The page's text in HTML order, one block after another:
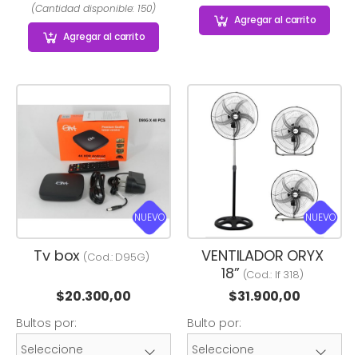
(Cantidad disponible: 150)
Agregaral carrito
Agregaral carrito
NUEVO
Tv box (Cod.: D95G)
$20.300,00
Bultos por:
NUEVO
VENTILADOR ORYX
18” (Cod.: If 318)
$31.900,00
Bulto por: